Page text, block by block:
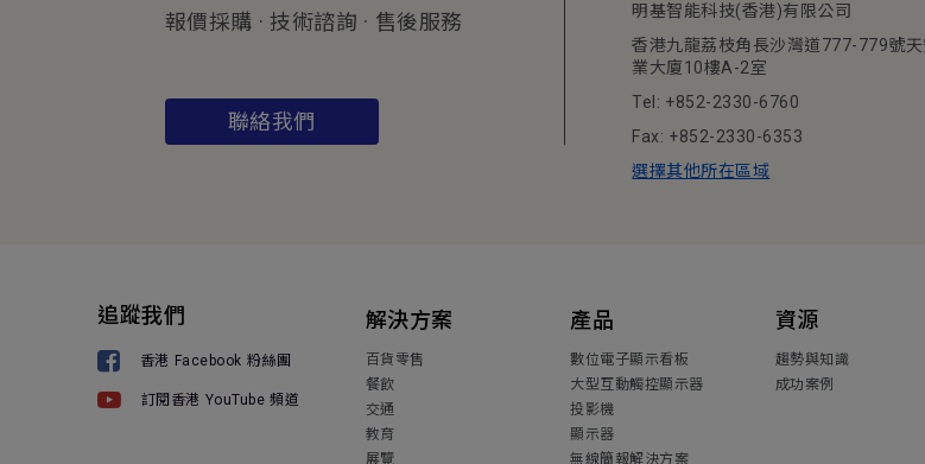
報價採購 · 技術諮詢 · 售後服務
聯絡我們
明基智能科技(香港)有限公司
香港九龍荔枝角長沙灣道777-779號天
業大廈10樓A-2室
Tel: +852-2330-6760
Fax: +852-2330-6353
選擇其他所在區域
追蹤我們
香港 Facebook 粉絲團
訂閱香港 YouTube 頻道
解決方案
百貨零售
餐飲
交通
教育
展覽
產品
數位電子顯示看板
大型互動觸控顯示器
投影機
顯示器
無線簡報解決方案
資源
趨勢與知識
成功案例